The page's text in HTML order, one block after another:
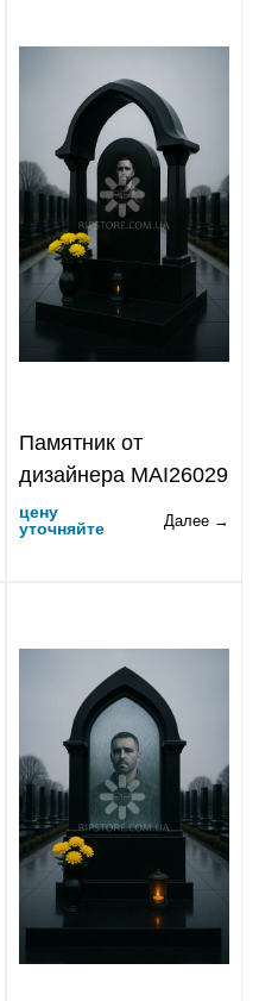
Памятник от
дизайнера MAI26029
цену
уточняйте
Далее →